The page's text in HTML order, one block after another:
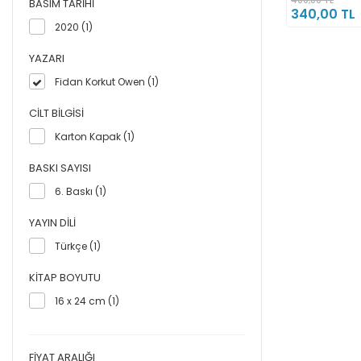
BASIM TARIHI
2020 (1)
YAZARI
Fidan Korkut Owen (1)
CILT BILGISI
Karton Kapak (1)
BASKI SAYISI
6. Baskı (1)
YAYIN DILI
Türkçe (1)
KITAP BOYUTU
16 x 24 cm (1)
FIYAT ARALIĞI
340,00 TL